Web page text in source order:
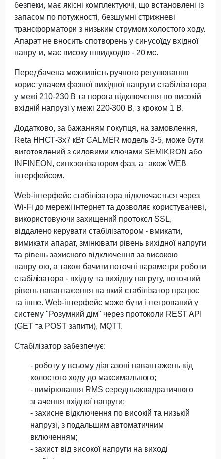
безпеки, має якісні комплектуючі, що встановлені із
запасом по потужності, безшумні стрижневі
трансформатори з низьким струмом холостого ходу.
Апарат не вносить спотворень у синусоїду вхідної
напруги, має високу швидкодію - 20 мс.
Передбачена можливість ручного регулювання
користувачем фазної вихідної напруги стабілізатора
у межі 210-230 В та порога відключення по високій
вхідній напрузі у межі 220-300 В, з кроком 1 В.
Додатково, за бажанням покупця, на замовлення,
Reta ННСТ-3х7 кВт CALMER модель 3-5, може бути
виготовлений з силовими ключами SEMIKRON або
INFINEON, синхронізатором фаз, а також WEB
інтерфейсом.
Web-інтерфейс стабілізатора підключається через
Wi-Fi до мережі інтернет та дозволяє користувачеві,
використовуючи захищений протокол SSL,
віддалено керувати стабілізатором - вмикати,
вимикати апарат, змінювати рівень вихідної напруги
та рівень захисного відключення за високою
напругою, а також бачити поточні параметри роботи
стабілізатора - вхідну та вихідну напругу, поточний
рівень навантаження на який стабілізатор працює
та інше. Web-інтерфейс може бути інтегрований у
систему "Розумний дім" через протоколи REST API
(GET та POST запити), MQTT.
Стабілізатор забезпечує:
- роботу у всьому діапазоні навантажень від
холостого ходу до максимального;
- вимірювання RMS середньоквадратичного
значення вхідної напруги;
- захисне відключення по високій та низькій
напрузі, з подальшим автоматичним
включенням;
- захист від високої напруги на виході